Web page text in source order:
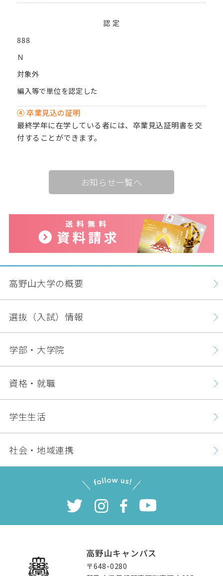
認 定
888
Ｎ
対象外
編入等で単位を認定した
④ 卒業見込の証明
最終学年に在学している者には、卒業見込証明書を交
付することができます。
お知らせ一覧へ
高野山キャンパス
〒648-0280
高野山大学の概要
選抜（入試）情報
学部・大学院
資格・就職
学生生活
社会・地域連携